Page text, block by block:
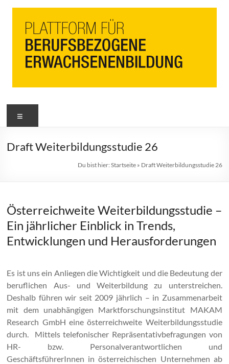
PbEB
Plattform
berufsbezogene
Draft Weiterbildungsstudie 26
Du bist hier: Startseite» Draft Weiterbildungsstudie 26
Österreichweite Weiterbildungsstudie –
Ein jährlicher Einblick in Trends,
Entwicklungen und Herausforderungen
Es ist uns ein Anliegen die Wichtigkeit und die Bedeutung der
beruflichen Aus- und Weiterbildung zu unterstreichen.
Deshalb führen wir seit 2009 jährlich – in Zusammenarbeit
mit dem unabhängigen Marktforschungsinstitut MAKAM
Research GmbH eine österreichweite Weiterbildungsstudie
durch. Mittels telefonischer Repräsentativbefragungen von
HR- bzw. Personalverantwortlichen und
GeschäftsführerInnen in österreichischen Unternehmen ab